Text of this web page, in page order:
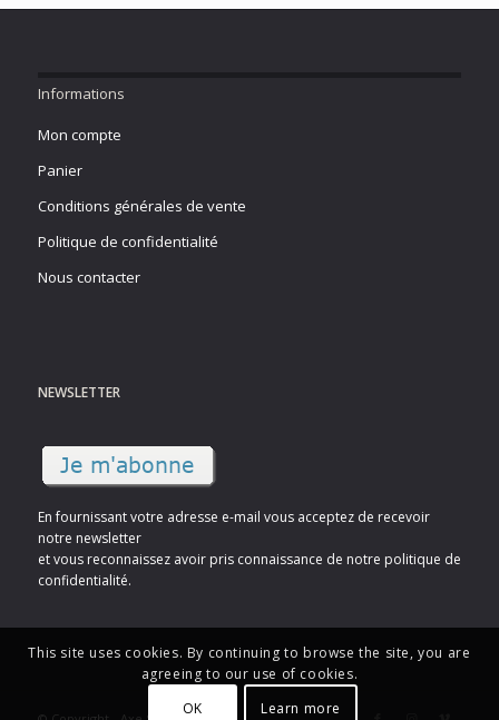
Informations
Mon compte
Panier
Conditions générales de vente
Politique de confidentialité
Nous contacter
NEWSLETTER
En fournissant votre adresse e-mail vous acceptez de recevoir
notre newsletter
et vous reconnaissez avoir pris connaissance de notre politique de
confidentialité.
This site uses cookies. By continuing to browse the site, you are
agreeing to our use of cookies.
OK
Learn more